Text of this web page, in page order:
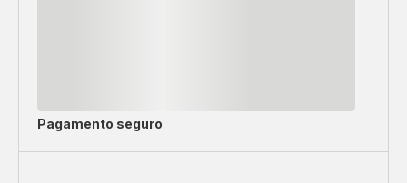
Pagamento seguro